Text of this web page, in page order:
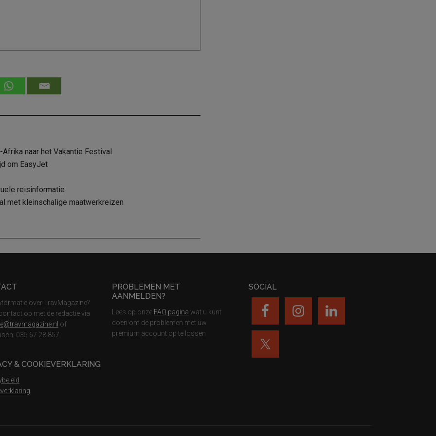
naar het Vakantie Festival
om EasyJet
reisinformatie
met kleinschalige maatwerkreizen
over TravMagazine?
op met de redactie via
of
035 67 28 857.
& COOKIEVERKLARING
PROBLEMEN MET
AANMELDEN?
Lees op onze FAQ pagina wat u kunt
doen om de problemen met uw
premium account op te lossen
SOCIAL